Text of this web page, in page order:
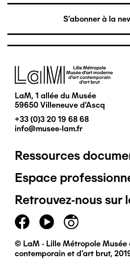
S'abonner à la
Image
LaM, 1 allée du Musée
59650 Villeneuve d'Ascq
+33 (0)3 20 19 68 68
info@musee-lam.fr
Pied
de
page
principal
Ressources
Espace
Retrouvez-nous sur
© LaM - Lille Métropole
contemporain et d'art brut,